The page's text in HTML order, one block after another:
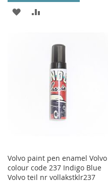
ZUR
HINZUFÜGENHINZUFÜGEN
Volvo paint pen enamel Volvo
colour code 237 Indigo Blue
Volvo teil nr vollakstklr237